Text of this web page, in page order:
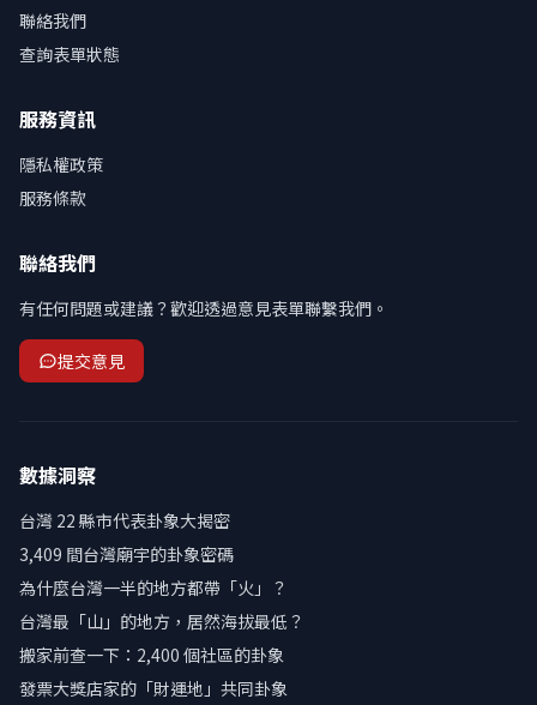
聯絡我們
查詢表單狀態
服務資訊
隱私權政策
服務條款
聯絡我們
有任何問題或建議？歡迎透過意見表單聯繫我們。
提交意見
數據洞察
台灣 22 縣市代表卦象大揭密
3,409 間台灣廟宇的卦象密碼
為什麼台灣一半的地方都帶「火」？
台灣最「山」的地方，居然海拔最低？
搬家前查一下：2,400 個社區的卦象
發票大獎店家的「財運地」共同卦象